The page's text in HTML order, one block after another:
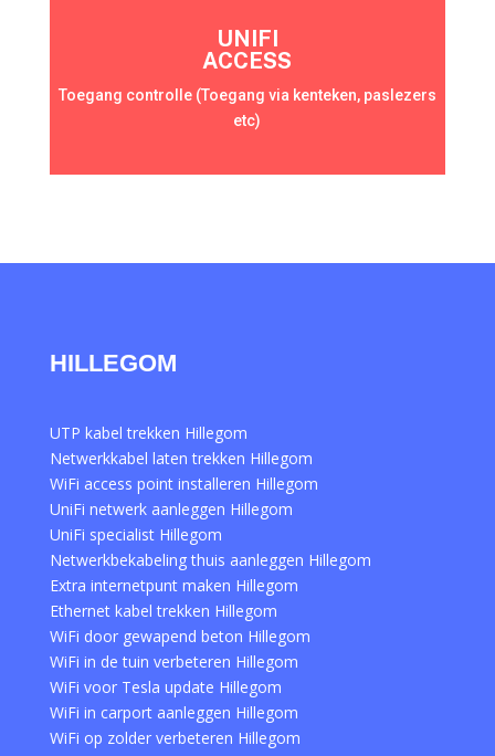
UNIFI
ACCESS
Toegang controlle (Toegang via kenteken, paslezers
etc)
HILLEGOM
UTP kabel trekken Hillegom
Netwerkkabel laten trekken Hillegom
WiFi access point installeren Hillegom
UniFi netwerk aanleggen Hillegom
UniFi specialist Hillegom
Netwerkbekabeling thuis aanleggen Hillegom
Extra internetpunt maken Hillegom
Ethernet kabel trekken Hillegom
WiFi door gewapend beton Hillegom
WiFi in de tuin verbeteren Hillegom
WiFi voor Tesla update Hillegom
WiFi in carport aanleggen Hillegom
WiFi op zolder verbeteren Hillegom